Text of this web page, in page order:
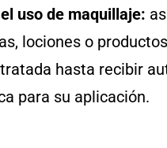
uso de maquillaje:
lociones o
hasta recibir
para su aplicación.